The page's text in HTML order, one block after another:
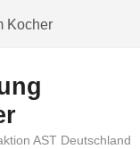
Kocher
AST Deutschland